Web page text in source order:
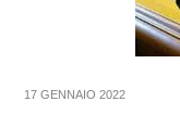
17 GENNAIO 2022